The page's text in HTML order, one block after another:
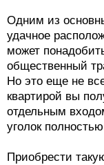
Одним из
удачное
может
общественный
Но это еще не
квартирой вы
отдельным
уголок
Приобрести